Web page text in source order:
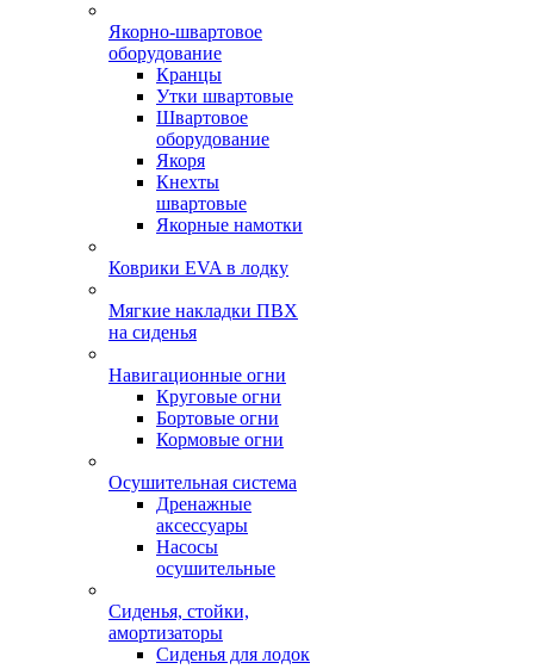
Якорно-швартовое
оборудование
Кранцы
Утки швартовые
Швартовое
оборудование
Якоря
Кнехты
швартовые
Якорные намотки
Коврики EVA в лодку
Мягкие накладки ПВХ
на сиденья
Навигационные огни
Круговые огни
Бортовые огни
Кормовые огни
Осушительная система
Дренажные
аксессуары
Насосы
осушительные
Сиденья, стойки,
амортизаторы
Сиденья для лодок